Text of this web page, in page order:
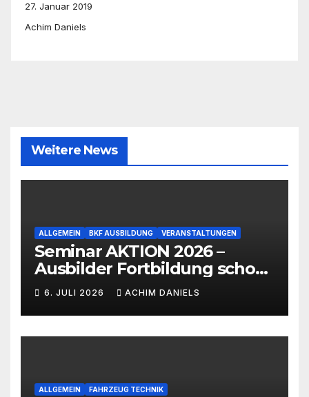
27. Januar 2019
Achim Daniels
Weitere News
ALLGEMEIN BKF AUSBILDUNG VERANSTALTUNGEN
Seminar AKTION 2026 –
Ausbilder Fortbildung schon
ab 399€!!!
6. JULI 2026 ACHIM DANIELS
ALLGEMEIN FAHRZEUG TECHNIK